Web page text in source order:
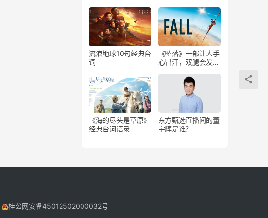
流浪地球10句经典台
词
《坠落》一部让人手
心冒汗，双腿会发软
《海的尽头是草原》
经典台词语录
东方甄选直播间的董
宇辉是谁？
桂公网安备45012502000032号